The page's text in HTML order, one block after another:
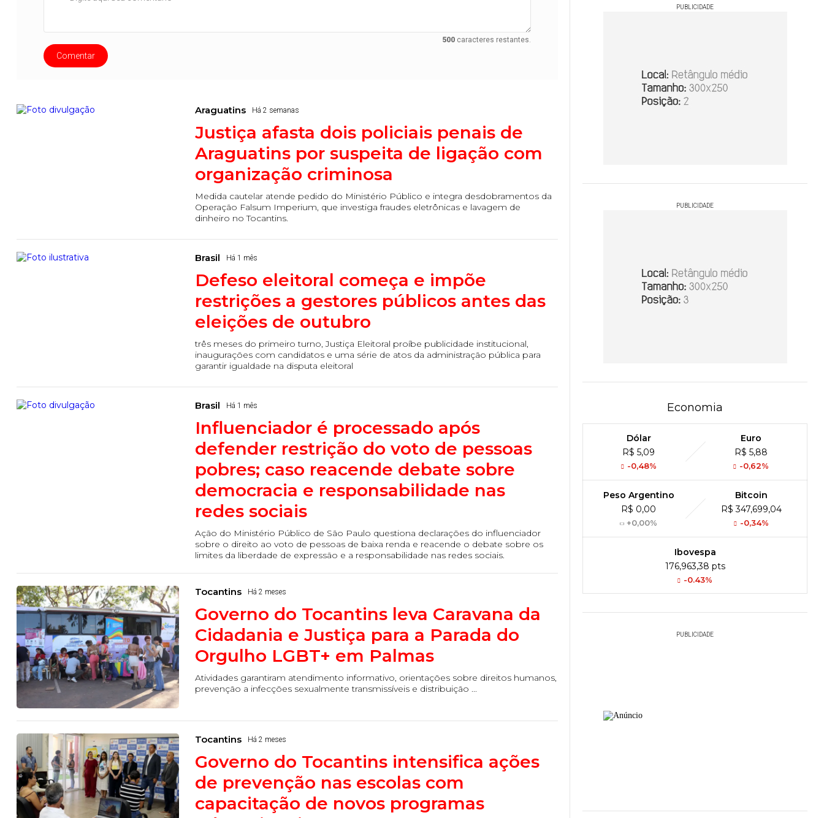
500caracteres restantes.
Comentar
Araguatins Há 2 semanas
Justiça afasta dois policiais penais de
Araguatins por suspeita de ligação com
organização criminosa
Medida cautelar atende pedido do Ministério Público e integra desdobramentos da
Operação Falsum Imperium, que investiga fraudes eletrônicas e lavagem de
dinheiro no Tocantins.
Brasil Há 1 mês
Defeso eleitoral começa e impõe
restrições a gestores públicos antes das
eleições de outubro
três meses do primeiro turno, Justiça Eleitoral proíbe publicidade institucional,
inaugurações com candidatos e uma série de atos da administração pública para
garantir igualdade na disputa eleitoral
Brasil Há 1 mês
Influenciador é processado após
defender restrição do voto de pessoas
pobres; caso reacende debate sobre
democracia e responsabilidade nas
redes sociais
Ação do Ministério Público de São Paulo questiona declarações do influenciador
sobre o direito ao voto de pessoas de baixa renda e reacende o debate sobre os
limites da liberdade de expressão e a responsabilidade nas redes sociais.
Tocantins Há 2 meses
Governo do Tocantins leva Caravana da
Cidadania e Justiça para a Parada do
Orgulho LGBT+ em Palmas
Atividades garantiram atendimento informativo, orientações sobre direitos humanos,
prevenção a infecções sexualmente transmissíveis e distribuição ...
Tocantins Há 2 meses
Governo do Tocantins intensifica ações
de prevenção nas escolas com
capacitação de novos programas
PUBLICIDADE
PUBLICIDADE
Economia
Dólar
R$ 5,09
-0,48%
Euro
R$ 5,88
-0,62%
Peso Argentino
R$ 0,00
+0,00%
Bitcoin
R$ 347,699,04
-0,34%
Ibovespa
176,963,38 pts
-0.43%
PUBLICIDADE